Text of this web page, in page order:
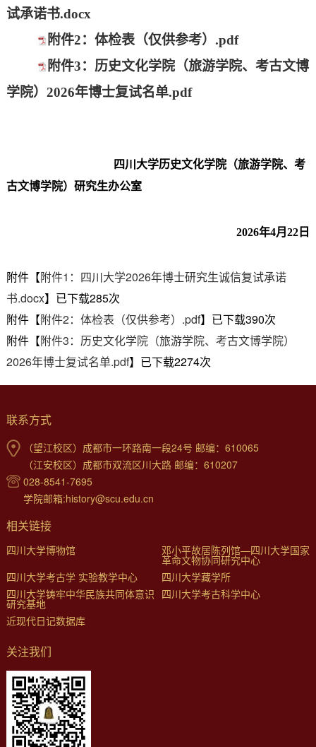
试承诺书.docx
附件2：体检表（仅供参考）.pdf
附件3：历史文化学院（旅游学院、考古文博
学院）2026年博士复试名单.pdf
四川大学历史文化学院（旅游学院、考
古文博学院）研究生办公室
2026年4月22 日
附件【附件1：四川大学2026年博士研究生诚信复试承诺
书.docx】已下载285次
附件【附件2：体检表（仅供参考）.pdf】已下载390次
附件【附件3：历史文化学院（旅游学院、考古文博学院）
2026年博士复试名单.pdf】已下载2274次
联系方式
（望江校区）成都市一环路南一段24号 邮编：610065
（江安校区）成都市双流区川大路 邮编：610207
028-8541-7695
学院邮箱:history@scu.edu.cn
相关链接
四川大学博物馆 邓小平故居陈列馆—四川大学国家
革命文物协同研究中心
四川大学考古学 实验教学中心
四川大学藏学所
四川大学铸牢中华民族共同体意识
研究基地
四川大学考古科学中心
近现代日记数据库
关注我们